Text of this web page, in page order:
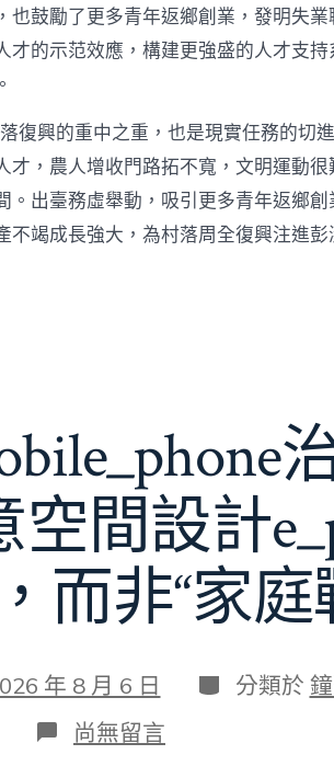
也鼓勵了更多青年返鄉創業，發明失
才的示范效應，構建更強盛的人才支持
復興的重中之重，也是現實任務的切
，農人增收門路拓不寬，文明運動很
。出臺務虛舉動，吸引更多青年返鄉
竭成長強大，為村落周全復興注進彭
間設計
而非“家庭
年 8 月 6 日 分
類
分類於
在
〈若
尚無留言